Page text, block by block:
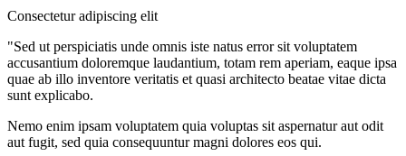
Consectetur adipiscing elit
"Sed ut perspiciatis unde omnis iste natus error sit voluptatem
accusantium doloremque laudantium, totam rem aperiam, eaque ipsa
quae ab illo inventore veritatis et quasi architecto beatae vitae dicta
sunt explicabo.
Nemo enim ipsam voluptatem quia voluptas sit aspernatur aut odit
aut fugit, sed quia consequuntur magni dolores eos qui.